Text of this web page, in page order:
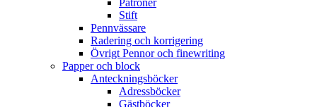
Patroner
Stift
Pennvässare
Radering och korrigering
Övrigt Pennor och finewriting
Papper och block
Anteckningsböcker
Adressböcker
Gästböcker